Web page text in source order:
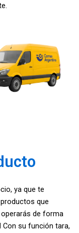
ya que te
que
de forma
Con su función tara,